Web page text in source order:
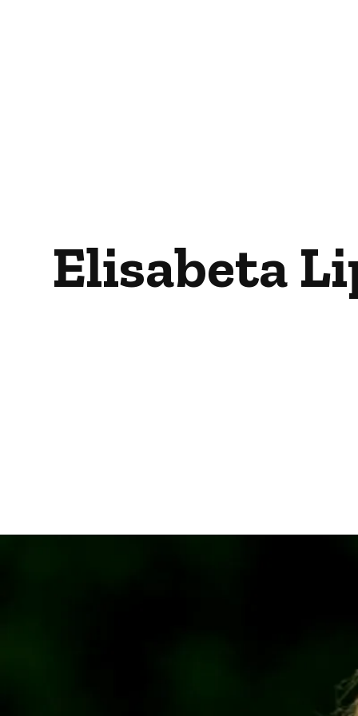
Elisabeta